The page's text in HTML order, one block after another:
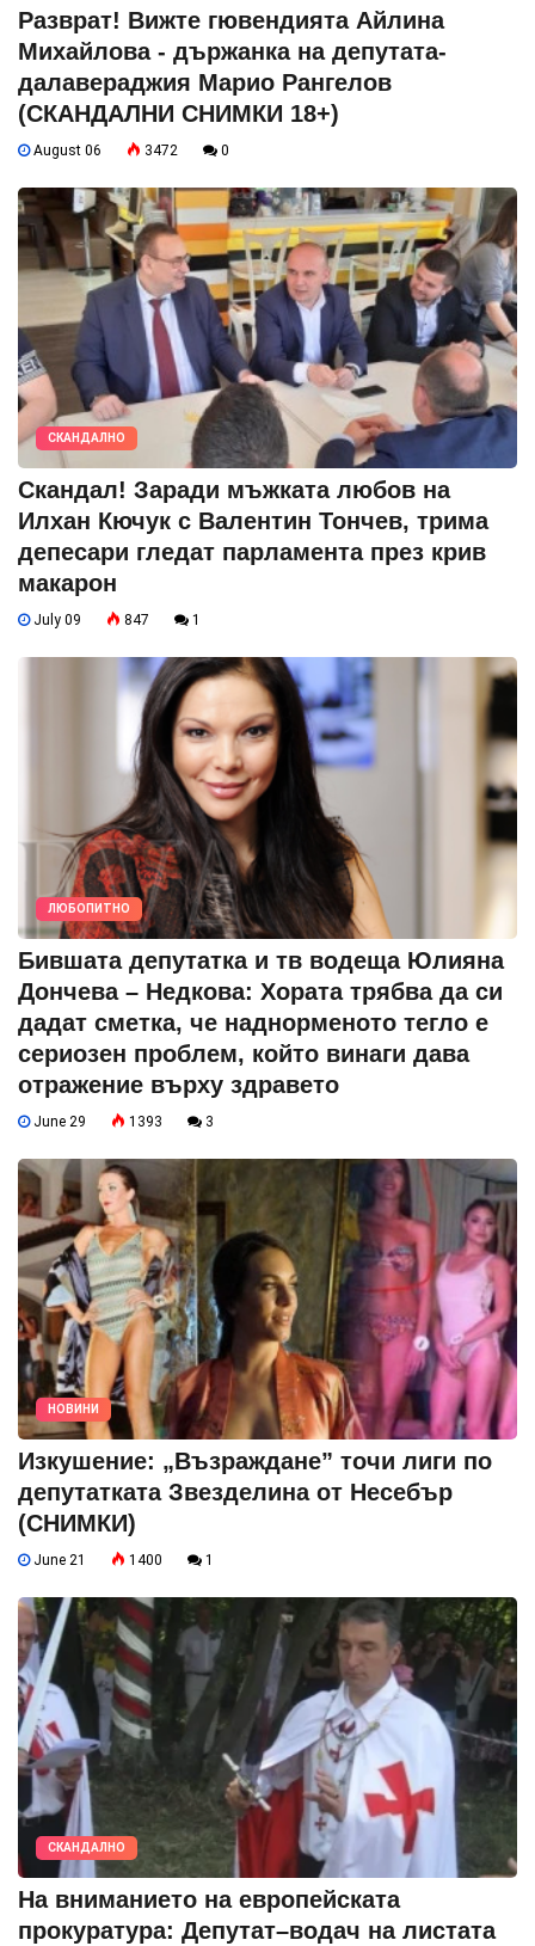
Разврат! Вижте гювендията Айлина
Михайлова - държанка на депутата-
далавераджия Марио Рангелов
(СКАНДАЛНИ СНИМКИ 18+)
August 06 3472 0
СКАНДАЛНО
Скандал! Заради мъжката любов на
Илхан Кючук с Валентин Тончев, трима
депесари гледат парламента през крив
макарон
July 09 847 1
ЛЮБОПИТНО
Бившата депутатка и тв водеща Юлияна
Дончева – Недкова: Хората трябва да си
дадат сметка, че наднорменото тегло е
сериозен проблем, който винаги дава
отражение върху здравето
June 29 1393 3
НОВИНИ
Изкушение: „Възраждане” точи лиги по
депутатката Звезделина от Несебър
(СНИМКИ)
June 21 1400 1
СКАНДАЛНО
На вниманието на европейската
прокуратура: Депутат–водач на листата